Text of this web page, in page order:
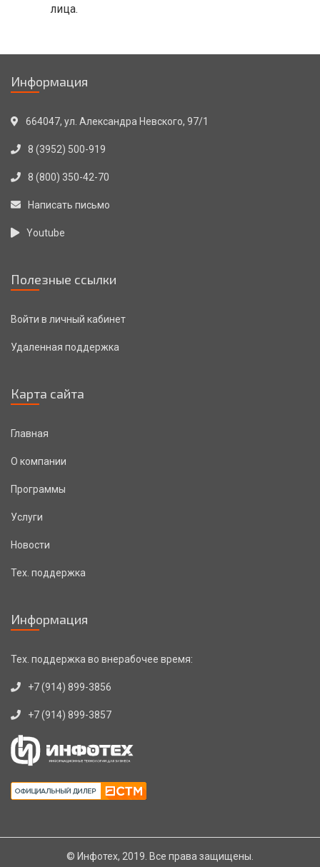
лица.
Информация
664047, ул. Александра Невского, 97/1
8 (3952) 500-919
8 (800) 350-42-70
Написать письмо
Youtube
Полезные ссылки
Войти в личный кабинет
Удаленная поддержка
Карта сайта
Главная
О компании
Программы
Услуги
Новости
Тех. поддержка
Информация
Тех. поддержка во внерабочее время:
+7 (914) 899-3856
+7 (914) 899-3857
© Инфотех, 2019. Все права защищены.